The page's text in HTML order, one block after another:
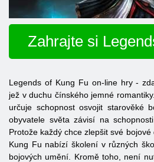
Zahrajte si
Legends of Kung Fu on-line hry -
jež v duchu čínského jemné
určuje schopnost osvojit starověké
obyvatele světa závisí na
Protože každý chce zlepšit své
Kung Fu nabízí školení v různých
bojových umění. Kromě toho, není